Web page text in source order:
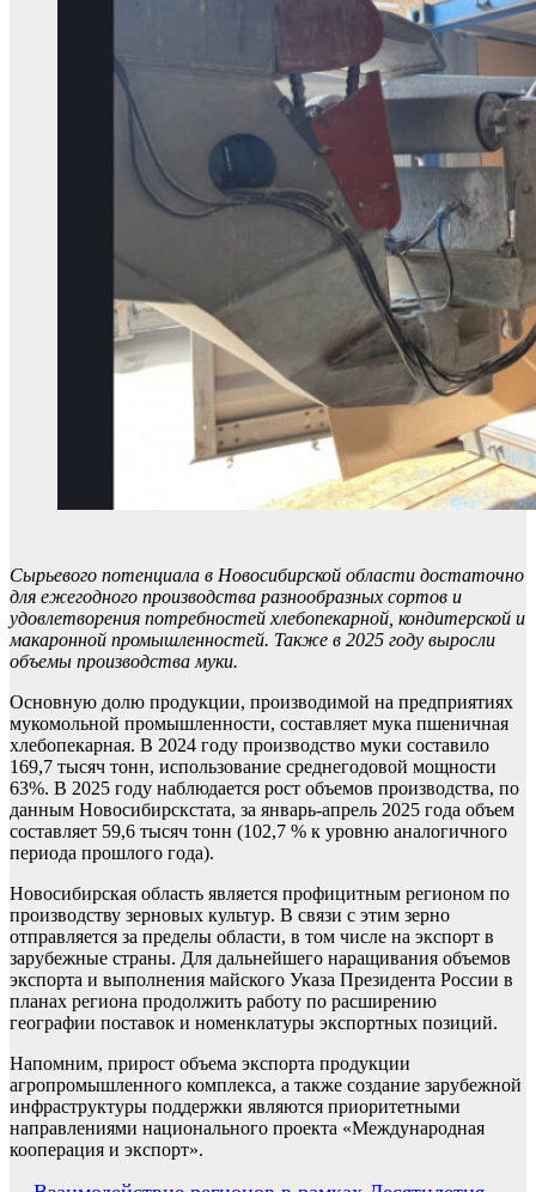
Сырьевого потенциала в Новосибирской области достаточно
для ежегодного производства разнообразных сортов и
удовлетворения потребностей хлебопекарной, кондитерской и
макаронной промышленностей. Также в 2025 году выросли
объемы производства муки.
Основную долю продукции, производимой на предприятиях
мукомольной промышленности, составляет мука пшеничная
хлебопекарная. В 2024 году производство муки составило
169,7 тысяч тонн, использование среднегодовой мощности
63%. В 2025 году наблюдается рост объемов производства, по
данным Новосибирскстата, за январь-апрель 2025 года объем
составляет 59,6 тысяч тонн (102,7 % к уровню аналогичного
периода прошлого года).
Новосибирская область является профицитным регионом по
производству зерновых культур. В связи с этим зерно
отправляется за пределы области, в том числе на экспорт в
зарубежные страны. Для дальнейшего наращивания объемов
экспорта и выполнения майского Указа Президента России в
планах региона продолжить работу по расширению
географии поставок и номенклатуры экспортных позиций.
Напомним, прирост объема экспорта продукции
агропромышленного комплекса, а также создание зарубежной
инфраструктуры поддержки являются приоритетными
направлениями национального проекта «Международная
кооперация и экспорт».